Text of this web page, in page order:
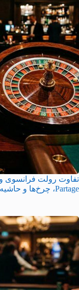
Partage، چرخ‌ها و حاشیه سود ۱.۳۵٪ با ۵.۲۶٪